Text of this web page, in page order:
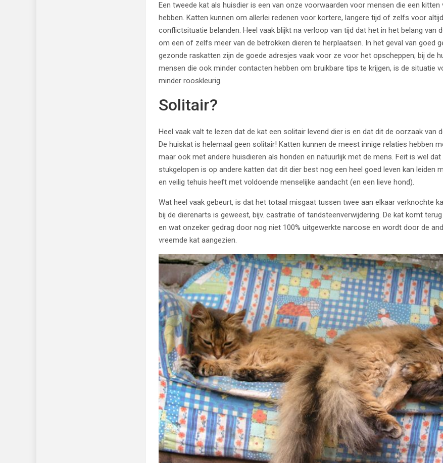
Een tweede kat als huisdier is een van onze voorwaarden voor mensen die een kitten
hebben. Katten kunnen om allerlei redenen voor kortere, langere tijd of zelfs voor
conflictsituatie belanden. Heel vaak blijkt na verloop van tijd dat het in het belang van
om een of zelfs meer van de betrokken dieren te herplaatsen. In het geval van goed
gezonde raskatten zijn de goede adresjes vaak voor ze voor het opscheppen; bij de
mensen die ook minder contacten hebben om bruikbare tips te krijgen, is de situatie
minder rooskleurig.
Solitair?
Heel vaak valt te lezen dat de kat een solitair levend dier is en dat dit de oorzaak van
De huiskat is helemaal geen solitair! Katten kunnen de meest innige relaties hebben
maar ook met andere huisdieren als honden en natuurlijk met de mens. Feit is wel
stukgelopen is op andere katten dat dit dier best nog een heel goed leven kan leiden
en veilig tehuis heeft met voldoende menselijke aandacht (en een lieve hond).
Wat heel vaak gebeurt, is dat het totaal misgaat tussen twee aan elkaar verknochte
bij de dierenarts is geweest, bijv. castratie of tandsteenverwijdering. De kat komt
en wat onzeker gedrag door nog niet 100% uitgewerkte narcose en wordt door de
vreemde kat aangezien.